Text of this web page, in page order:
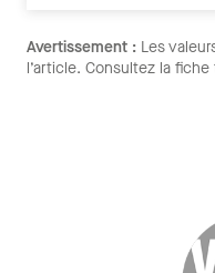
Avertissement : Les
l’article. Consultez la